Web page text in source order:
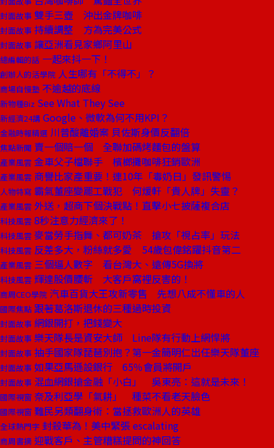
封面故事 雙手三壺 沖出金牌咖啡
封面故事 持續調整 方為完美公式
封面故事 讓亞洲看見家鄉阿里山
總編輯的話 一起來抖一下！
創辦人的活學院 人生哪有「不得不」？
商場自慢塾 不逾越的底線
新物種Biz See What They See
新經濟24講 Google、微軟為何不用KPI？
金融時報精選 川普酸離婚案 貝佐斯身價反翻倍
焦點新聞 賣一個賠一個 全聯加碼烤麵包的盤算
產業風雲 金車父子檔聯手 檳榔攤咖啡狂銷歐洲
產業風雲 商譽比家產重要！連10年「毒奶日」發訊警惕
人物特寫 霸氣董座變罷工戰犯 何煖軒「貴人牌」失靈？
產業風雲 外送，超商下個決戰點！直擊小七披薩複合店
科技風雲 8秒注意力經濟來了！
科技風雲 麥當勞手指舞、都可奶茶 搶攻「視占率」玩法
科技風雲 反差多大，粉絲就多愛 54歲包偉銘躍抖音第二
產業風雲 三個逼人數字 看台灣大、遠傳5G換將
科技風雲 輝達股價腰斬 大客戶窩裡反害的！
商周CEO學院 汽車百貨大王攻新零售 先想八成不懂車的人
國際焦點 跟著葛洛斯退休的三種過時投資
封面故事 網銀開打，把錢變大
封面故事 樂天隊長是資安大師 Line隊有行動上網悍將
封面故事 抽手國家隊琵琶別抱？第一金簡明仁出任樂天隊董座
封面故事 如果亞馬遜設銀行 65％會員將開戶
封面故事 混血網銀搶金融「小白」 吳東亮：這就是未來！
國際視窗 奈及利亞學「氣耕」 種菜不看老天臉色
國際視窗 難民另類翻身術：當拯救歐洲人的英雄
全球熱門字 封殺華為！美中緊張 escalating
商周書摘 迎戰客戶、主管糟糕提問的神回答